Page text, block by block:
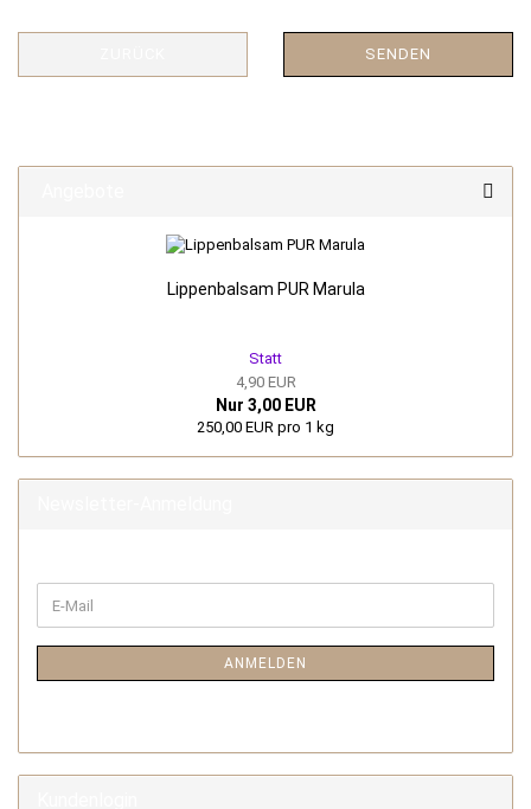
SENDEN
Lippenbalsam PUR Marula
Statt
4,90 EUR
Nur 3,00 EUR
250,00 EUR pro 1 kg
ANMELDEN